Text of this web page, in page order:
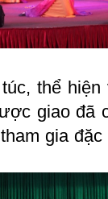
thể
giao đã
gia